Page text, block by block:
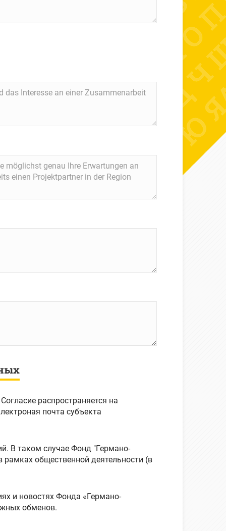
распространяется на
В таком случае Фонд "Германо-
общественной деятельности (в
и новостях Фонда «Германо-
обменов.